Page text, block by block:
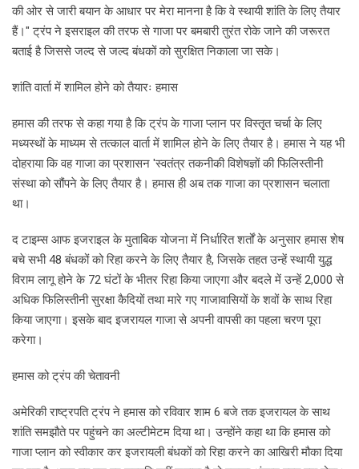
की ओर से जारी बयान के आधार पर मेरा मानना है कि वे स्थायी शांति के लिए तैयार
हैं।" ट्रंप ने इसराइल की तरफ से गाजा पर बमबारी तुरंत रोके जाने की जरूरत
बताई है जिससे जल्द से जल्द बंधकों को सुरक्षित निकाला जा सके।
शांति वार्ता में शामिल होने को तैयारः हमास
हमास की तरफ से कहा गया है कि ट्रंप के गाजा प्लान पर विस्तृत चर्चा के लिए
मध्यस्थों के माध्यम से तत्काल वार्ता में शामिल होने के लिए तैयार है। हमास ने यह भी
दोहराया कि वह गाजा का प्रशासन 'स्वतंत्र तकनीकी विशेषज्ञों की फिलिस्तीनी
संस्था को सौंपने के लिए तैयार है। हमास ही अब तक गाजा का प्रशासन चलाता
था।
द टाइम्स आफ इजराइल के मुताबिक योजना में निर्धारित शर्तों के अनुसार हमास शेष
बचे सभी 48 बंधकों को रिहा करने के लिए तैयार है, जिसके तहत उन्हें स्थायी युद्ध
विराम लागू होने के 72 घंटों के भीतर रिहा किया जाएगा और बदले में उन्हें 2,000 से
अधिक फिलिस्तीनी सुरक्षा कैदियों तथा मारे गए गाजावासियों के शवों के साथ रिहा
किया जाएगा। इसके बाद इजरायल गाजा से अपनी वापसी का पहला चरण पूरा
करेगा।
हमास को ट्रंप की चेतावनी
अमेरिकी राष्ट्रपति ट्रंप ने हमास को रविवार शाम 6 बजे तक इजरायल के साथ
शांति समझौते पर पहुंचने का अल्टीमेटम दिया था। उन्होंने कहा था कि हमास को
गाजा प्लान को स्वीकार कर इजरायली बंधकों को रिहा करने का आखिरी मौका दिया